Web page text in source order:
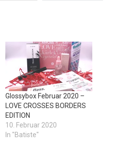
Glossybox Februar 2020 –
LOVE CROSSES BORDERS
EDITION
10. Februar 2020
In "Batiste"